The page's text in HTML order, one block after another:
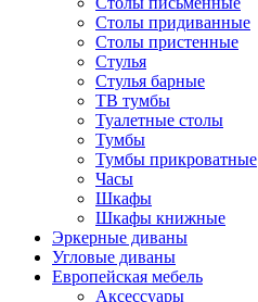
Столы придиванные
Столы пристенные
Стулья
Стулья барные
ТВ тумбы
Туалетные столы
Тумбы
Тумбы прикроватные
Часы
Шкафы
Шкафы книжные
Эркерные диваны
Угловые диваны
Европейская мебель
Аксессуары